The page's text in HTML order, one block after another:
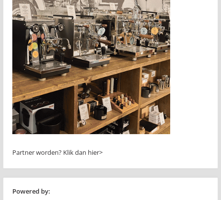
Partner worden? Klik dan hier>
Powered by: